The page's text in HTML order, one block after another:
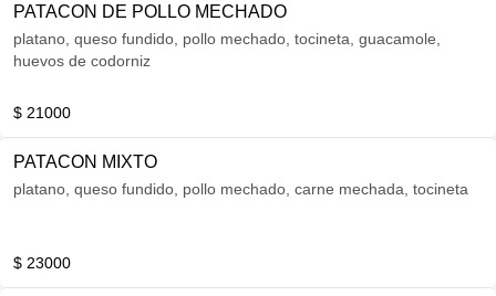
PATACON DE POLLO MECHADO
platano, queso fundido, pollo mechado, tocineta, guacamole,
huevos de codorniz
$ 21000
PATACON MIXTO
platano, queso fundido, pollo mechado, carne mechada, tocineta
$ 23000